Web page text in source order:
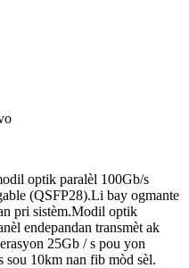
optik paralèl 100Gb/s
(QSFP28).Li bay ogmante
pri sistèm.Modil optik
endepandan transmèt ak
25Gb / s pou yon
sou 10km nan fib mòd sèl.